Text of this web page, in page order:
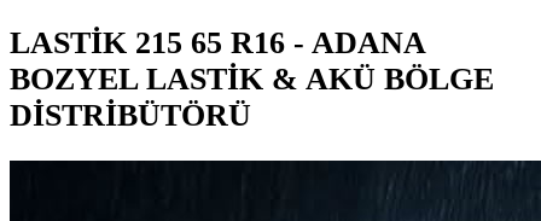
LASTIK 215 65 R16 - ADANA
BOZYEL LASTIK & AKÜ BÖLGE
DISTRIBÜTÖRÜ